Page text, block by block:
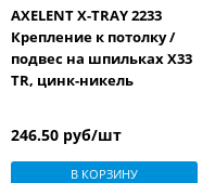
AXELENT X-TRAY 2233
Крепление к потолку /
подвес на шпильках X33
TR, цинк-никель
246.50 руб/шт
В КОРЗИНУ